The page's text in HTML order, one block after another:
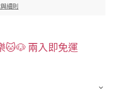
細則
🐱🐶 兩入即免運